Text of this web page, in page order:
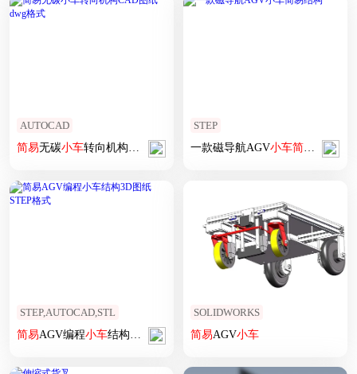
AUTOCAD
简易无碳小车转向机构CAD图纸 dwg格式
STEP
一款磁导航AGV小车简易 结构
STEP,AUTOCAD,STL
简易AGV编程小车结构3D图纸 STEP格式
SOLIDWORKS
简易AGV小车